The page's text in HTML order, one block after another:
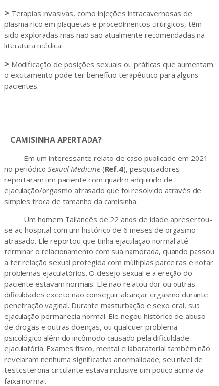
>Terapias invasivas, como injeções intracavernosas de
plasma rico em plaquetas e procedimentos cirúrgicos, têm
sido exploradas mas não são atualmente recomendadas na
literatura médica.
>Modificação de posições sexuais ou práticas que aumentam
o excitamento pode ter benefício terapêutico para alguns
pacientes.
------------
CAMISINHA APERTADA?
Em um interessante relato de caso publicado em 2021
no periódico Sexual Medicine(Ref.4), pesquisadores
reportaram um paciente com quadro adquirido de
ejaculação/orgasmo atrasado que foi resolvido através de
simples troca de tamanho da camisinha.
Um homem Tailandês de 22 anos de idade apresentou-
se ao hospital com um histórico de 6 meses de orgasmo
atrasado. Ele reportou que tinha ejaculação normal até
terminar o relacionamento com sua namorada, quando passou
a ter relação sexual protegida com múltiplas parceiras e notar
problemas ejaculatórios. O desejo sexual e a ereção do
paciente estavam normais. Ele não relatou dor ou outras
dificuldades exceto não conseguir alcançar orgasmo durante
penetração vaginal. Durante masturbação e sexo oral, sua
ejaculação permanecia normal. Ele negou histórico de abuso
de drogas e outras doenças, ou qualquer problema
psicológico além do incômodo causado pela dificuldade
ejaculatória. Exames físico, mental e laboratorial também não
revelaram nenhuma significativa anormalidade; seu nível de
testosterona circulante estava inclusive um pouco acima da
faixa normal.